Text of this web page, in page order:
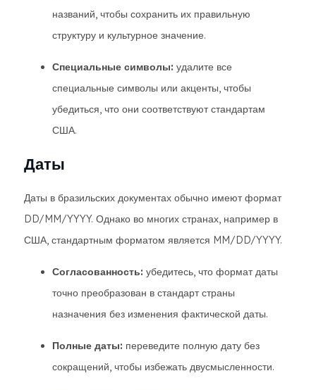
названий, чтобы сохранить их правильную
структуру и культурное значение.
Специальные символы: удалите все
специальные символы или акценты, чтобы
убедиться, что они соответствуют стандартам
США.
Даты
Даты в бразильских документах обычно имеют формат
DD/MM/YYYY. Однако во многих странах, например в
США, стандартным форматом является MM/DD/YYYY.
Согласованность: убедитесь, что формат даты
точно преобразован в стандарт страны
назначения без изменения фактической даты.
Полные даты: переведите полную дату без
сокращений, чтобы избежать двусмысленности.